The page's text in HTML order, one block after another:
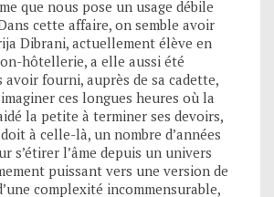
que nous pose un usage débile
cette affaire, on semble avoir
Dibrani, actuellement élève en
hôtellerie, a elle aussi été
avoir fourni, auprès de sa cadette,
ces longues heures où la
la petite à terminer ses devoirs,
à celle-là, un nombre d’années
s’étirer l’âme depuis un univers
puissant vers une version de
complexité incommensurable,